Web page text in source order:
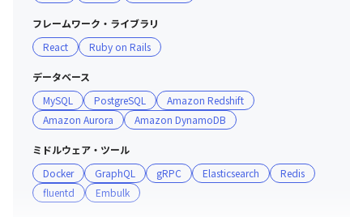
フレームワーク・ライブラリ
React
Ruby on Rails
データベース
MySQL
PostgreSQL
Amazon Redshift
Amazon Aurora
Amazon DynamoDB
ミドルウェア・ツール
Docker
GraphQL gRPC Elasticsearch
Redis
fluentd
Embulk